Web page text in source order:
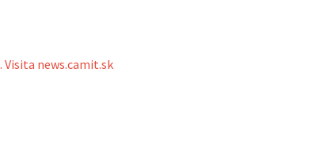
news.camit.sk